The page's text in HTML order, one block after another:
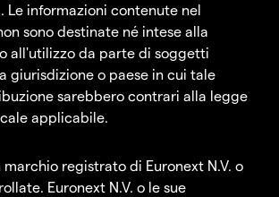
Le informazioni contenute nel
sono destinate né intese alla
all'utilizzo da parte di soggetti
giurisdizione o paese in cui tale
sarebbero contrari alla legge
applicabile.
registrato di Euronext N.V. o
Euronext N.V. o le sue